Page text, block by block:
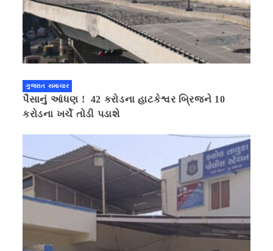
ગુજરાત સમાચાર
પૈસાનું આંધણ ! 42 કરોડના હાટકેશ્વર બ્રિજને 10
કરોડના ખર્ચે તોડી પડાશે